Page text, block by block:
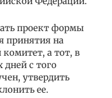
проект формы
принятия на
а тот, в
дней с того
утвердить
ее.